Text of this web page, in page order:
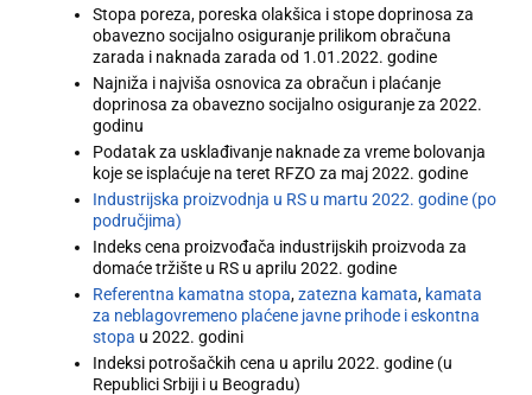
Stopa poreza, poreska olakšica i stope doprinosa za
obavezno socijalno osiguranje prilikom obračuna
zarada i naknada zarada od 1.01.2022. godine
Najniža i najviša osnovica za obračun i plaćanje
doprinosa za obavezno socijalno osiguranje za 2022.
godinu
Podatak za usklađivanje naknade za vreme bolovanja
koje se isplaćuje na teret RFZO za maj 2022. godine
Industrijska proizvodnja u RS u martu 2022. godine (po
područjima)
Indeks cena proizvođača industrijskih proizvoda za
domaće tržište u RS u aprilu 2022. godine
Referentna kamatna stopa,zatezna kamata, kamata
za neblagovremeno plaćene javne prihode i eskontna
stopa u 2022. godini
Indeksi potrošačkih cena u aprilu 2022. godine (u
Republici Srbiji i u Beogradu)